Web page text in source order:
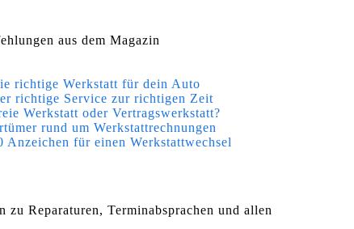
aus dem Magazin
richtige Werkstatt für dein Auto
richtige Service zur richtigen Zeit
Werkstatt oder Vertragswerkstatt?
rund um Werkstattrechnungen
Anzeichen für einen Werkstattwechsel
Reparaturen, Terminabsprachen und allen